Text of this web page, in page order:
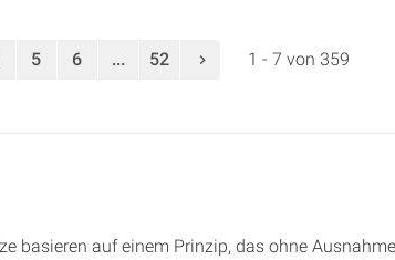
5 6 ... 52 1 - 7 von 359
basieren auf einem Prinzip, das ohne